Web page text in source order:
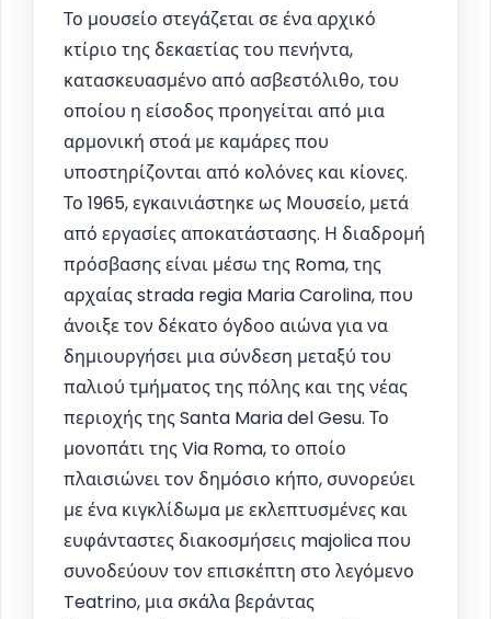
Το μουσείο στεγάζεται σε ένα αρχικό
κτίριο της δεκαετίας του πενήντα,
κατασκευασμένο από ασβεστόλιθο, του
οποίου η είσοδος προηγείται από μια
αρμονική στοά με καμάρες που
υποστηρίζονται από κολόνες και κίονες.
Το 1965, εγκαινιάστηκε ως Μουσείο, μετά
από εργασίες αποκατάστασης. Η διαδρομή
πρόσβασης είναι μέσω της Roma, της
αρχαίας strada regia Maria Carolina, που
άνοιξε τον δέκατο όγδοο αιώνα για να
δημιουργήσει μια σύνδεση μεταξύ του
παλιού τμήματος της πόλης και της νέας
περιοχής της Santa Maria del Gesu. Το
μονοπάτι της Via Roma, το οποίο
πλαισιώνει τον δημόσιο κήπο, συνορεύει
με ένα κιγκλίδωμα με εκλεπτυσμένες και
ευφάνταστες διακοσμήσεις majolica που
συνοδεύουν τον επισκέπτη στο λεγόμενο
Teatrino, μια σκάλα βεράντας